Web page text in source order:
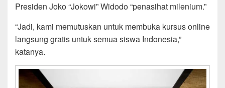
Presiden Joko “Jokowi” Widodo “penasihat milenium.”
“Jadi, kami memutuskan untuk membuka kursus online
langsung gratis untuk semua siswa Indonesia,”
katanya.